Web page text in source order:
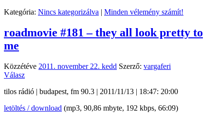
Kategória: Nincs kategorizálva | Minden vélemény számít!
roadmovie #181 – they all look pretty to
me
Közzétéve 2011. november 22. kedd Szerző: vargaferi
Válasz
tilos rádió | budapest, fm 90.3 | 2011/11/13 | 18:47: 20:00
letöltés / download (mp3, 90,86 mbyte, 192 kbps, 66:09)